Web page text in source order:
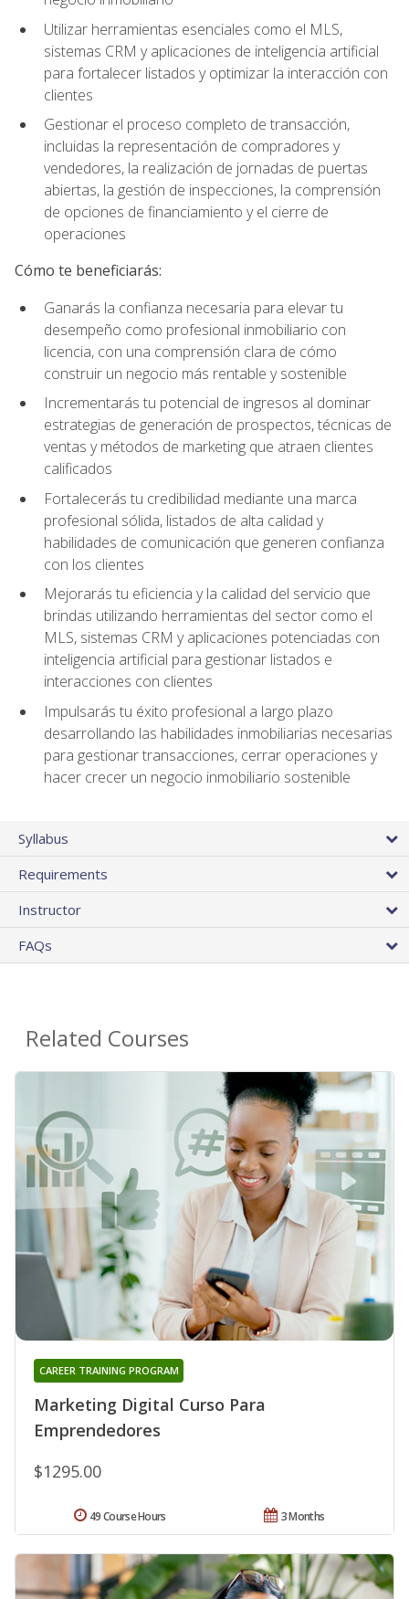
Utilizar herramientas esenciales como el MLS,
sistemas CRM y aplicaciones de inteligencia artificial
para fortalecer listados y optimizar la interacción con
clientes
Gestionar el proceso completo de transacción,
incluidas la representación de compradores y
vendedores, la realización de jornadas de puertas
abiertas, la gestión de inspecciones, la comprensión
de opciones de financiamiento y el cierre de
operaciones
Cómo te beneficiarás:
Ganarás la confianza necesaria para elevar tu
desempeño como profesional inmobiliario con
licencia, con una comprensión clara de cómo
construir un negocio más rentable y sostenible
Incrementarás tu potencial de ingresos al dominar
estrategias de generación de prospectos, técnicas de
ventas y métodos de marketing que atraen clientes
calificados
Fortalecerás tu credibilidad mediante una marca
profesional sólida, listados de alta calidad y
habilidades de comunicación que generen confianza
con los clientes
Mejorarás tu eficiencia y la calidad del servicio que
brindas utilizando herramientas del sector como el
MLS, sistemas CRM y aplicaciones potenciadas con
inteligencia artificial para gestionar listados e
interacciones con clientes
Impulsarás tu éxito profesional a largo plazo
desarrollando las habilidades inmobiliarias necesarias
para gestionar transacciones, cerrar operaciones y
hacer crecer un negocio inmobiliario sostenible
Syllabus
Requirements
Instructor
FAQs
Related Courses
Marketing Digital Curso Para
Emprendedores
CAREER TRAINING PROGRAM
$1295.00
3 Months
49 Course Hours